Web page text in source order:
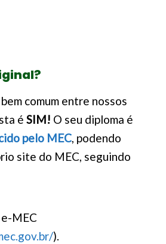
comum entre nossos
é SIM! O seu diploma é
pelo MEC, podendo
site do MEC, seguindo
MEC
).